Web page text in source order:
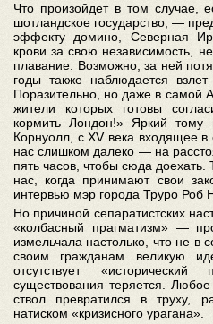
Что произойдет в том случае,
шотландское государство, —
эффекту домино, Северная
крови за свою независимость,
плавание. Возможно, за ней
годы также наблюдается взлет
Поразительно, но даже в самой
жители которых готовы
кормить Лондон!» Яркий
Корнуолл, с XV века входящее
нас слишком далеко — на
пять часов, чтобы сюда
нас, когда принимают свои
интервью мэр города Труро Роб
Но причиной сепаратистских
«колбасный прагматизм» —
измельчала настолько, что не в
своим гражданам великую
отсутствует
существования теряется.
ствол превратился в труху,
натиском «кризисного урагана».